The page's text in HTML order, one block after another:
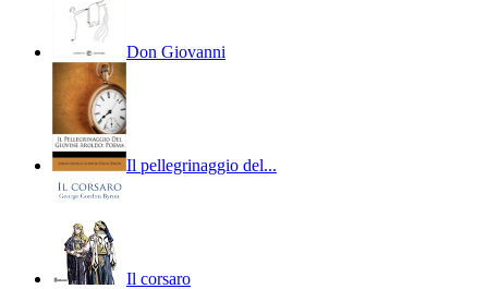
Don Giovanni
Il pellegrinaggio del...
Il corsaro